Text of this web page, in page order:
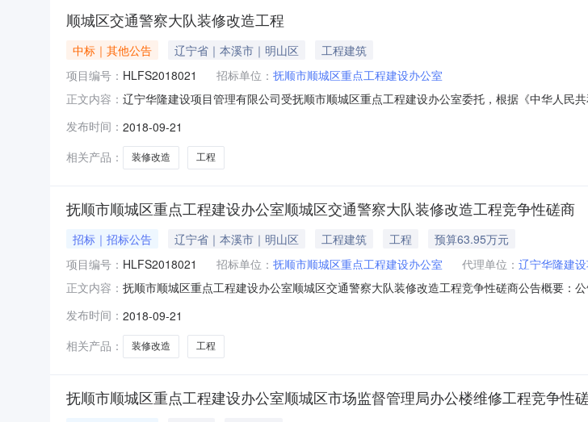
顺城区交通警察大队装修改造工程
中标｜其他公告 辽宁省｜本溪市｜明山区
工程建筑
项目编号： HLFS2018021 招标单位： 抚顺市顺城区重点工程建设办公室
正文内容： 辽宁华隆建设项目管理有限公司受抚顺市顺城区重点工程建设办公室委托，根据《中华人
单位联系方式：采购单位：抚顺市顺城区重点工程建设办公室采购单位地址：抚顺市顺城区
项目管理有限公司
发布时间： 2018-09-21
相关产品：
装修改造 工程
抚顺市顺城区重点工程建设办公室顺城区交通警察大队装修改造工程竞争性磋商
招标｜招标公告 辽宁省｜本溪市｜明山区 工程建筑 工程
预算63.95万元
项目编号： HLFS2018021 招标单位： 抚顺市顺城区重点工程建设办公室 代理单位： 辽宁华隆建
正文内容： 抚顺市顺城区重点工程建设办公室顺城区交通警察大队装修改造工程竞争性磋商公告概要
项目管理有限公司抚顺分公司（抚顺市新抚区浑河南路20-2号，抚顺金融创新产业基地二楼
发布时间： 2018-09-21
相关产品：
装修改造 工程
抚顺市顺城区重点工程建设办公室顺城区市场监督管理局办公楼维修工程竞争性